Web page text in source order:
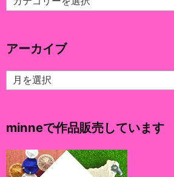
テ
ー
アーカイブ
ア
ー
ブ
minneで作品販売しています